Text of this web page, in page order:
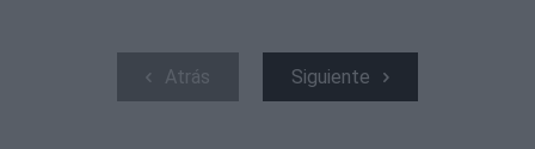
Atrás Siguiente